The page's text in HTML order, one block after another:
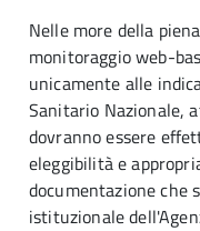
Nelle more della
monitoraggio web-
unicamente alle
Sanitario Nazionale,
dovranno essere
eleggibilità e
documentazione che
istituzionale